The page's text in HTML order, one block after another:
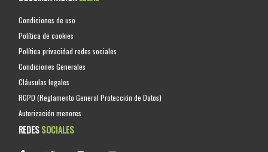
Condiciones de uso
Política de cookies
Política privacidad redes sociales
Condiciones Generales
Cláusulas legales
RGPD (Reglamento General Protección de Datos)
Autorización menores
REDESSOCIALES